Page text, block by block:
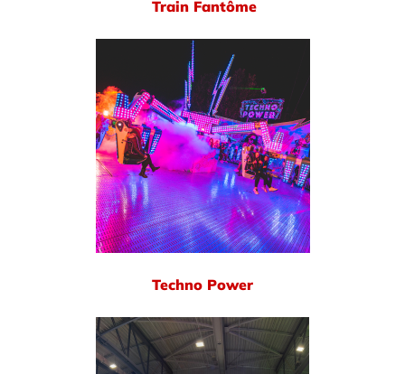
Train Fantôme
Techno Power